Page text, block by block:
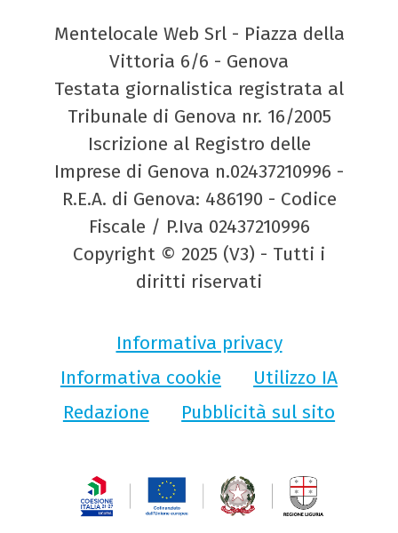
Mentelocale Web Srl - Piazza della
Vittoria 6/6 - Genova
Testata giornalistica registrata al
Tribunale di Genova nr. 16/2005
Iscrizione al Registro delle
Imprese di Genova n.02437210996 -
R.E.A. di Genova: 486190 - Codice
Fiscale / P.Iva 02437210996
Copyright © 2025 (V3) - Tutti i
diritti riservati
Informativa privacy
Informativa cookie
Utilizzo IA
Redazione
Pubblicità sul sito